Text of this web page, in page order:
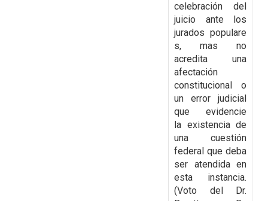
celebración del
juicio ante los
jurados populare
s, mas no
acredita una
afectación
constitucional o
un error judicial
que evidencie
la existencia de
una cuestión
federal que deba
ser atendida en
esta instancia.
(Voto del Dr.